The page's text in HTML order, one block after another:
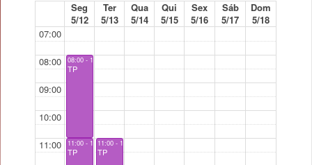
Seg
5/12
Ter
5/13
Qua
5/14
Qui
5/15
Sex
5/16
Sáb
5/17
Dom
5/18
07:00
08:00
09:00
10:00
11:00
08:00 - 11:00
TP
11:00 - 14:00
TP
11:00 - 14:00
TP